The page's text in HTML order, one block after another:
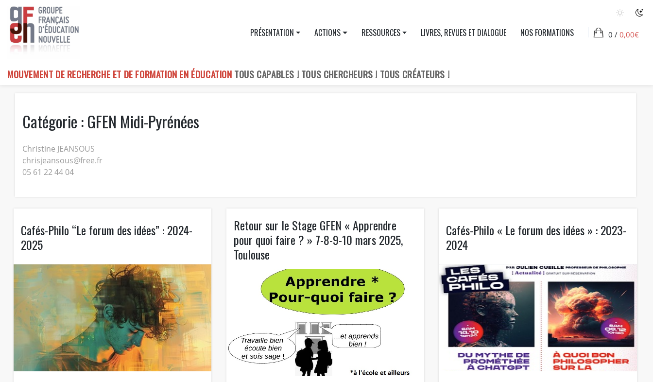
Skip
content
MOUVEMENT DE RECHERCHE ET DE FORMATION EN ÉDUCATION TOUS CAPABLES ! TOUS CHERCHEURS ! TOUS CRÉATEURS !
PRÉSENTATION ACTIONS RESSOURCES LIVRES, REVUES ET DIALOGUE NOS FORMATIONS 0 / 0,00€
Catégorie :GFEN Midi-Pyrénées
Christine JEANSOUS
chrisjeansous@free.fr
05 61 22 44 04
Cafés-Philo “Le forum des idées” : 2024-
2025
Retour sur le Stage GFEN « Apprendre
pour quoi faire ? » 7-8-9-10 mars 2025,
Toulouse
Cafés-Philo « Le forum des idées » : 2023-
2024